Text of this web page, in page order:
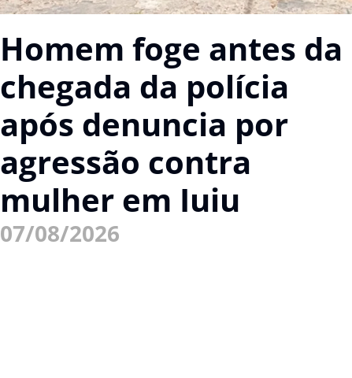
Homem foge antes da
chegada da polícia
após denuncia por
agressão contra
mulher em Iuiu
07/08/2026